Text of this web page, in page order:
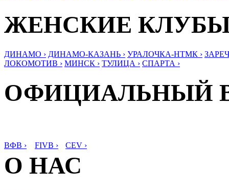
ЖЕНСКИЕ
ДИНАМО › ДИНАМО-КАЗАНЬ › УРАЛОЧКА-НТМК ›
ЛОКОМОТИВ › МИНСК › ТУЛИЦА › СПАРТА ›
ОФИЦИАЛЬНЫЙ
ВФВ › FIVB › CEV ›
О НАС